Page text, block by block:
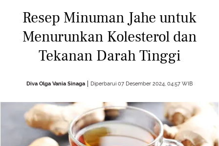
Resep Minuman Jahe untuk
Menurunkan Kolesterol dan
Tekanan Darah Tinggi
Diva Olga Vania Sinaga Diperbarui 07 Desember 2024, 04:57 WIB